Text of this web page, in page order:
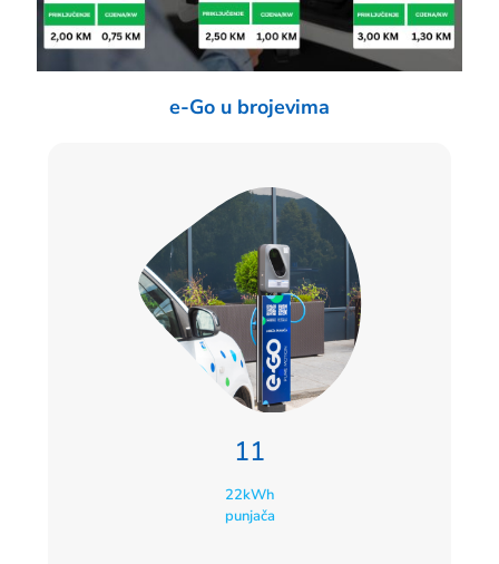
e-Go u brojevima
11
22kWh
punjača